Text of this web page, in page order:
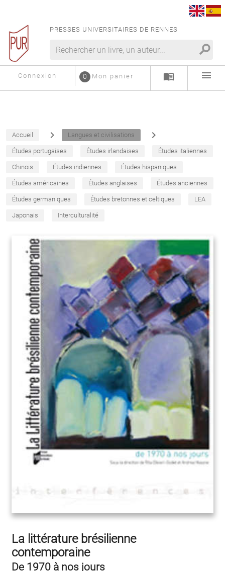
PRESSES UNIVERSITAIRES DE RENNES
search
Connexion Mon panier
0 menu_book menu
Accueil navigate_next Langues et civilisations navigate_next
Études portugaises Études irlandaises Études italiennes
Chinois Études indiennes Études hispaniques
Études américaines Études anglaises Études anciennes
Études germaniques Études bretonnes et celtiques LEA
Japonais Interculturalité
La littérature brésilienne
contemporaine
De 1970 à nos jours